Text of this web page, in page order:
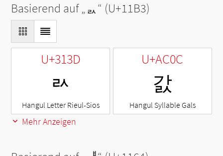
Basierend auf „ᆳ“ (U+11B3)
U+313D
ㄽ
Hangul Letter Rieul-Sios
U+AC0C
갌
Hangul Syllable Gals
Mehr Anzeigen